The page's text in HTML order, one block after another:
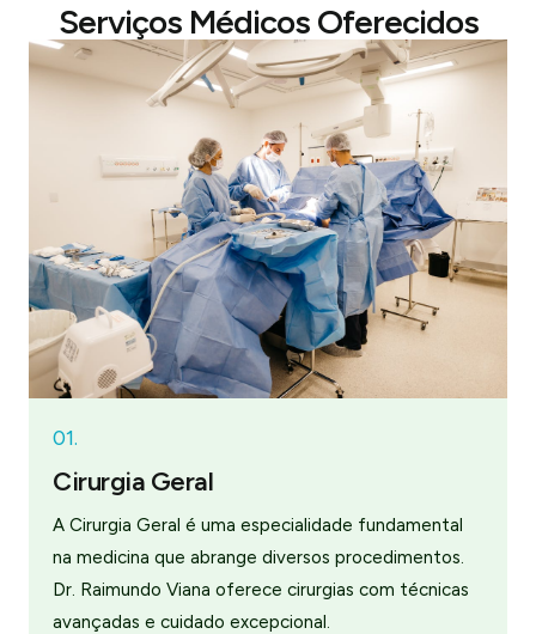
Serviços Médicos Oferecidos
01.
Cirurgia Geral
A Cirurgia Geral é uma especialidade fundamental
na medicina que abrange diversos procedimentos.
Dr. Raimundo Viana oferece cirurgias com técnicas
avançadas e cuidado excepcional.